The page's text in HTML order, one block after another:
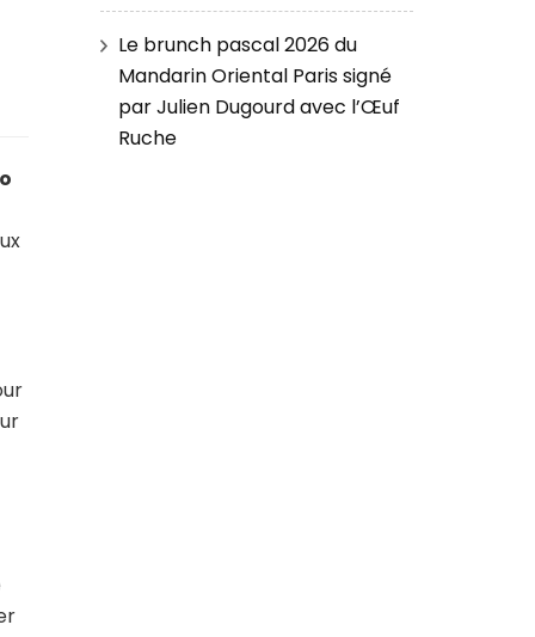
Le brunch pascal 2026 du
Mandarin Oriental Paris signé
par Julien Dugourd avec l’Œuf
Ruche